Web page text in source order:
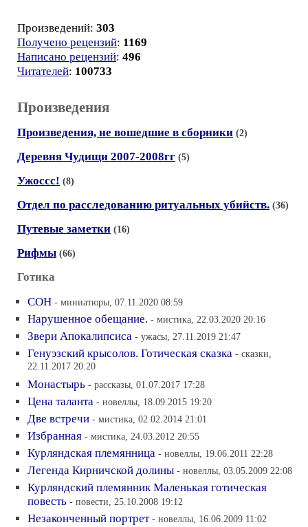
Произведений: 303
Получено рецензий: 1169
Написано рецензий: 496
Читателей: 100733
Произведения
Произведения, не вошедшие в сборники (2)
Деревня Чудищи 2007-2008гг (5)
Ужоссс! (8)
Отдел по расследованию ритуальных убийств. (36)
Путевые заметки (16)
Рифмы (66)
Готика
СОН - миниатюры, 07.11.2020 08:59
Нарушенное обещание. - мистика, 22.03.2020 20:16
Звери Апокалипсиса - ужасы, 27.11.2019 21:47
Генуэзский крысолов. Готическая сказка - сказки,
22.11.2017 20:20
Монастырь - рассказы, 01.07.2017 17:28
Цена таланта - новеллы, 18.09.2015 19:20
Две встречи - мистика, 02.02.2014 21:01
Избранная - мистика, 24.03.2012 20:55
Курляндская племянница - новеллы, 19.06.2011 22:28
Легенда Кирничской долины - новеллы, 03.05.2009 22:08
Курляндский племянник Маленькая готическая
повесть - повести, 25.10.2008 19:12
Незаконченный портрет - новеллы, 16.06.2009 11:02